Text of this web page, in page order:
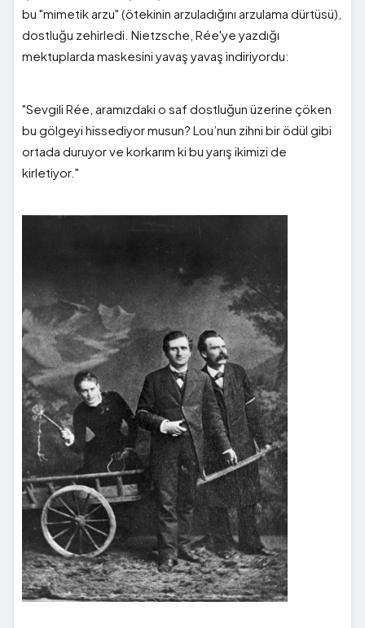
bu "mimetik arzu" (ötekinin arzuladığını arzulama dürtüsü),
dostluğu zehirledi. Nietzsche, Rée'ye yazdığı
mektuplarda maskesini yavaş yavaş indiriyordu:
"Sevgili Rée, aramızdaki o saf dostluğun üzerine çöken
bu gölgeyi hissediyor musun? Lou’nun zihni bir ödül gibi
ortada duruyor ve korkarım ki bu yarış ikimizi de
kirletiyor."